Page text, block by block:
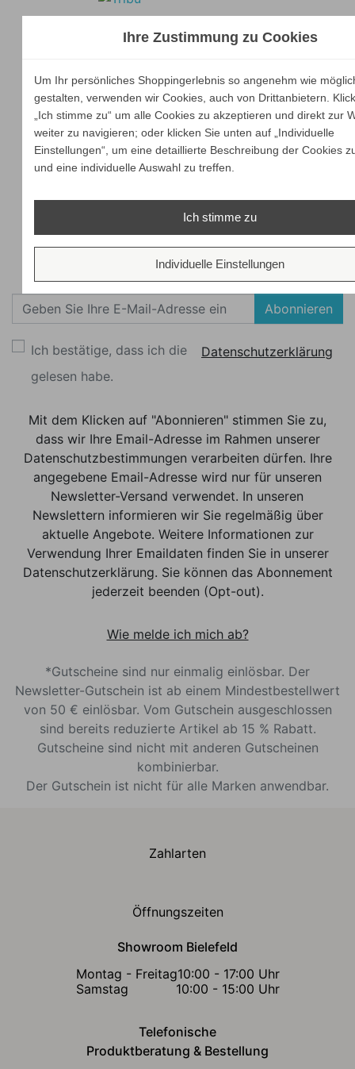
Newsletter
Abonnieren
Ich bestätige, dass ich die
Datenschutzerklärung
gelesen habe.
Mit dem Klicken auf "Abonnieren" stimmen Sie zu,
dass wir Ihre Email-Adresse im Rahmen unserer
Datenschutzbestimmungen verarbeiten dürfen. Ihre
angegebene Email-Adresse wird nur für unseren
Newsletter-Versand verwendet. In unseren
Newslettern informieren wir Sie regelmäßig über
aktuelle Angebote. Weitere Informationen zur
Verwendung Ihrer Emaildaten finden Sie in unserer
Datenschutzerklärung. Sie können das Abonnement
jederzeit beenden (Opt-out).
Wie melde ich mich ab?
*Gutscheine sind nur einmalig einlösbar. Der
Newsletter-Gutschein ist ab einem Mindestbestellwert
von 50 € einlösbar. Vom Gutschein ausgeschlossen
sind bereits reduzierte Artikel ab 15 % Rabatt.
Gutscheine sind nicht mit anderen Gutscheinen
kombinierbar.
Der Gutschein ist nicht für alle Marken anwendbar.
Zahlarten
Öffnungszeiten
Showroom Bielefeld
Montag - Freitag10:00 - 17:00 Uhr
Samstag
10:00 - 15:00 Uhr
Telefonische
Produktberatung & Bestellung
Ihre Zustimmung zu Cookies
Um Ihr persönliches Shoppingerlebnis so angenehm wie
gestalten, verwenden wir Cookies, auch von Drittanbietern.
„Ich stimme zu“ um alle Cookies zu akzeptieren und direkt zur
weiter zu navigieren; oder klicken Sie unten auf „Individuelle
Einstellungen“, um eine detaillierte Beschreibung der Cookies
und eine individuelle Auswahl zu treffen.
Ich stimme zu
Individuelle Einstellungen